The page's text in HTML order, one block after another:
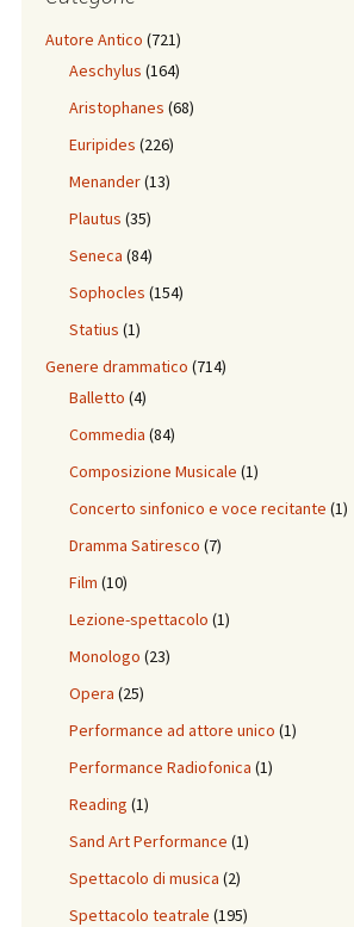
Autore Antico (721)
Aeschylus (164)
Aristophanes (68)
Euripides (226)
Menander(13)
Plautus (35)
Seneca (84)
Sophocles (154)
Statius (1)
Genere drammatico (714)
Balletto (4)
Commedia (84)
Composizione Musicale (1)
Concerto sinfonico e voce recitante (1)
Dramma Satiresco (7)
Film (10)
Lezione-spettacolo (1)
Monologo (23)
Opera (25)
Performance ad attore unico (1)
Performance Radiofonica (1)
Reading (1)
Sand Art Performance (1)
Spettacolo di musica (2)
Spettacolo teatrale (195)